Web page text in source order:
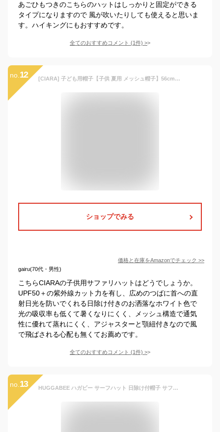
あごひもつきのこちらのハットはしっかりと固定ができる
タイプになりますので 風が吹いたりしても使えると思いま
す。ハイキングにもおすすめです。
全てのおすすめコメント (1件) >
no. 12 [CIARA] 子ども用帽子【子供 夏用 メッシュ帽子】56cm 58cm夏《UVカット UPF50＋ あご紐付き 水洗いOK》紫外線対策 紫外線カット 熱中症対策 首ガード メッシュ 男の子 女の子【XL ホワイト 日除け付】
ショップでみる
価格と在庫をAmazonでチェック >>
gairu(70代・男性)
こちらCIARAの子供用サファリハットはどうでしょうか。
UPF50＋の紫外線カット力を有し、広めのつばに首への直
射日光を防いでくれる日除け付きのお洒落なホワイト色で
光の吸収率も低くて暑くなりにくく、メッシュ構造で通気
性に優れて蒸れにくく、アジャスターと顎紐付きなので風
で飛ばされる心配も無くてお薦めです。
全てのおすすめコメント (1件) >
no. 13 HUGGABEE ハガビー サーフハット 日除け付帽子 サファリハット UVカット 紫外線カット 男の子 女の子ハガビー ハット 水着 キッズ用帽子 53cm・56cm サイズ調整ゴム付き ゴム紐 水濡れOK 紫外線対策 首 夏 すぐ乾く